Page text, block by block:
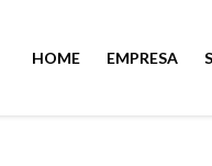
HOME EMPRESA